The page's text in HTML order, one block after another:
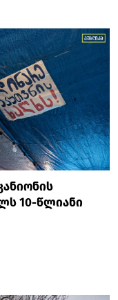
10-წლიანი